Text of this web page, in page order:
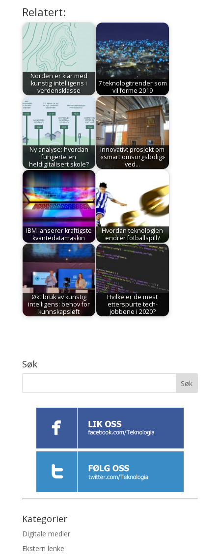
Relatert:
Norden er klar med
kunstig intelligens i
verdensklasse
7 teknologitrender som
vil forme 2019
Ny analyse: hvordan
fungerte en
heldigitalisert skole?
Innovativt prosjekt om
«smart omsorgsbolig»
ved…
IBM lanserer kraftigste
kvantedatamaskin
Hvordan teknologien
endrer fotballspill?
Økt bruk av kunstig
intelligens: behov for
kunnskapsløft
Hvilke er de mest
etterspurte tech-
jobbene i 2020?
Søk
Kategorier
Digitale medier
Ekstern lenke